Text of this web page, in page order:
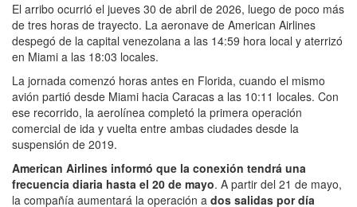
El arribo ocurrió el jueves 30 de abril de 2026, luego de poco más
de tres horas de trayecto. La aeronave de American Airlines
despegó de la capital venezolana a las 14:59 hora local y aterrizó
en Miami a las 18:03 locales.
La jornada comenzó horas antes en Florida, cuando el mismo
avión partió desde Miami hacia Caracas a las 10:11 locales. Con
ese recorrido, la aerolínea completó la primera operación
comercial de ida y vuelta entre ambas ciudades desde la
suspensión de 2019.
American Airlines informó que la conexión tendrá una
frecuencia diaria hasta el 20 de mayo. A partir del 21 de mayo,
la compañía aumentará la operación a dos salidas por día